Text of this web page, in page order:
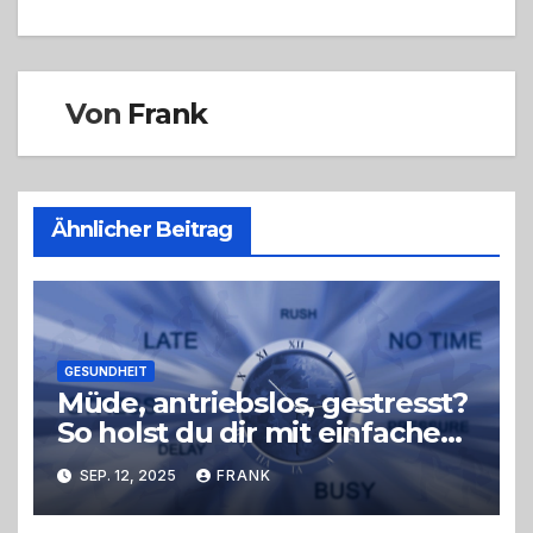
Von Frank
Ähnlicher Beitrag
GESUNDHEIT
Müde, antriebslos, gestresst?
So holst du dir mit einfachen
Tricks neue Energie zurück –
ohne radikale
Veränderungen
SEP. 12, 2025 FRANK